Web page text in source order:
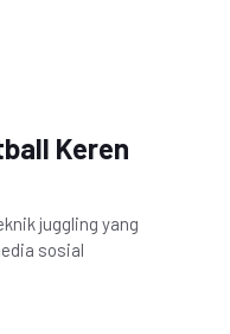
Keren
juggling yang
sosial